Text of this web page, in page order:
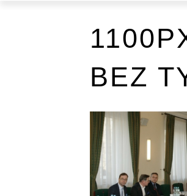
BEZ